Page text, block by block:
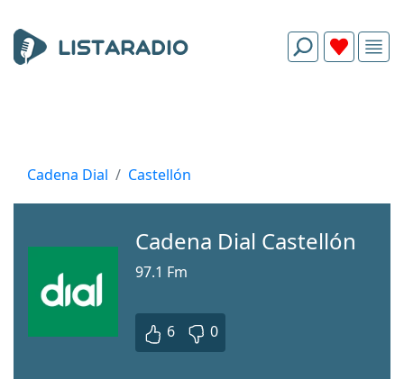
Cadena Dial Castellón
Cadena Dial Castellón
97.1 Fm
6 0